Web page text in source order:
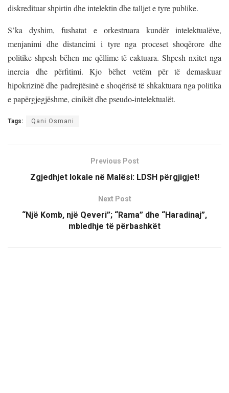
diskredituar shpirtin dhe intelektin dhe talljet e tyre publike.
S’ka dyshim, fushatat e orkestruara kundër intelektualëve,
menjanimi dhe distancimi i tyre nga proceset shoqërore dhe
politike shpesh bëhen me qëllime të caktuara. Shpesh nxitet nga
inercia dhe përfitimi. Kjo bëhet vetëm për të demaskuar
hipokrizinë dhe padrejtësinë e shoqërisë të shkaktuara nga politika
e papërgjegjëshme, cinikët dhe pseudo-intelektualët.
Tags: Qani Osmani
Previous Post
Zgjedhjet lokale në Malësi: LDSH përgjigjet!
Next Post
“Një Komb, një Qeveri”; “Rama” dhe “Haradinaj”,
mbledhje të përbashkët